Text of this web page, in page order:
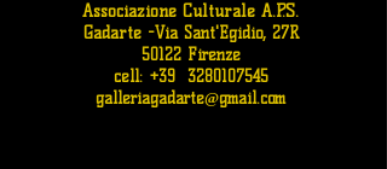
Associazione Culturale A.P.S.
Gadarte-Via Sant'Egidio, 27R
50122 Firenze
cell: +39 3280107545
galleriagadarte@gmail.com